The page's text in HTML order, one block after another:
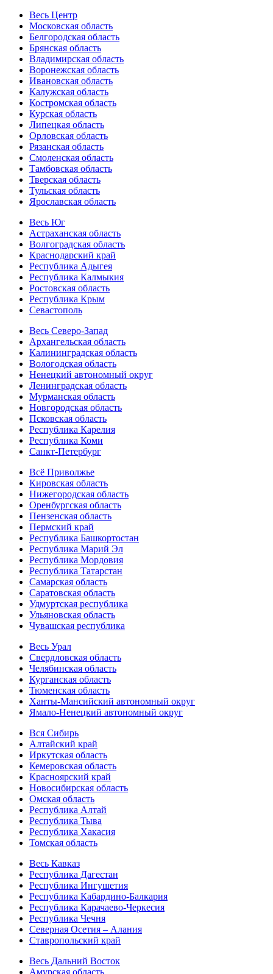
Весь Центр
Московская область
Белгородская область
Брянская область
Владимирская область
Воронежская область
Ивановская область
Калужская область
Костромская область
Курская область
Липецкая область
Орловская область
Рязанская область
Смоленская область
Тамбовская область
Тверская область
Тульская область
Ярославская область
Весь Юг
Астраханская область
Волгоградская область
Краснодарский край
Республика Адыгея
Республика Калмыкия
Ростовская область
Республика Крым
Севастополь
Весь Северо-Запад
Архангельская область
Калининградская область
Вологодская область
Ненецкий автономный округ
Ленинградская область
Мурманская область
Новгородская область
Псковская область
Республика Карелия
Республика Коми
Санкт-Петербург
Всё Приволжье
Кировская область
Нижегородская область
Оренбургская область
Пензенская область
Пермский край
Республика Башкортостан
Республика Марий Эл
Республика Мордовия
Республика Татарстан
Самарская область
Саратовская область
Удмуртская республика
Ульяновская область
Чувашская республика
Весь Урал
Свердловская область
Челябинская область
Курганская область
Тюменская область
Ханты-Мансийский автономный округ
Ямало-Ненецкий автономный округ
Вся Сибирь
Алтайский край
Иркутская область
Кемеровская область
Красноярский край
Новосибирская область
Омская область
Республика Алтай
Республика Тыва
Республика Хакасия
Томская область
Весь Кавказ
Республика Дагестан
Республика Ингушетия
Республика Кабардино-Балкария
Республика Карачаево-Черкесия
Республика Чечня
Северная Осетия – Алания
Ставропольский край
Весь Дальний Восток
Амурская область